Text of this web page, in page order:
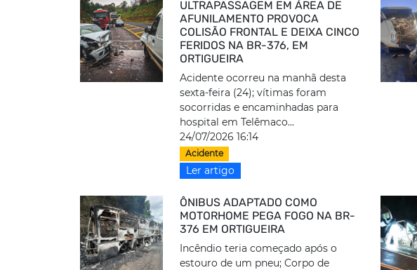
ULTRAPASSAGEM EM ÁREA DE
AFUNILAMENTO PROVOCA
COLISÃO FRONTAL E DEIXA CINCO
FERIDOS NA BR-376, EM
ORTIGUEIRA
Acidente ocorreu na manhã desta
sexta-feira (24); vítimas foram
socorridas e encaminhadas para
hospital em Telêmaco...
24/07/2026 16:14
Acidente
Ler artigo
ÔNIBUS ADAPTADO COMO
MOTORHOME PEGA FOGO NA BR-
376 EM ORTIGUEIRA
Incêndio teria começado após o
estouro de um pneu; Corpo de